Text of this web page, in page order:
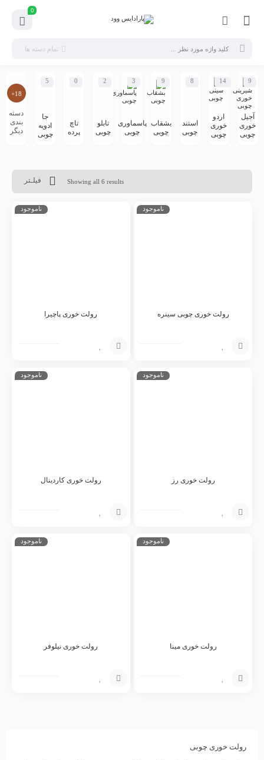
0
تمام دسته ها
آجیل
خوری
چوبی
9
اردو
خوری
چوبی
14
استند
چوبی
8
بشقاب
چوبی
9
پاسماوری
چوبی
3
تابلو
چوبی
2
تاچ
پرده
0
جا
ادویه
چوبی
5
18+
دسته
بندی
دیگر
فیلـتر Showing all 6 results
ناموجود
رولت خوری چوبی سینره
ناموجود
رولت خوری پاچیرا
ناموجود
رولت خوری رز
ناموجود
رولت خوری کاردینال
ناموجود
رولت خوری مینا
ناموجود
رولت خوری نیلوفر
رولت خوری چوبی